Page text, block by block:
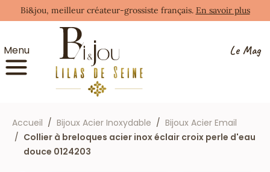
Bi&jou, meilleur créateur-grossiste français. En savoir plus
Menu Le Mag
Accueil Bijoux Acier Inoxydable
Bijoux Acier Email
Collier à breloques acier inox éclair croix perle d'eau
douce 0124203